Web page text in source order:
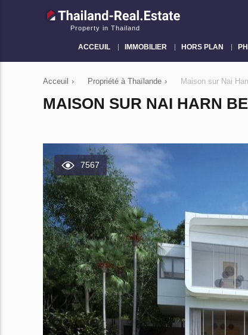
Property in Thailand
ACCEUIL IMMOBILIER HORS PLAN
Acceuil › Propriété à Thaïlande › Maison sur Nai
MAISON SUR NAI HARN
7567